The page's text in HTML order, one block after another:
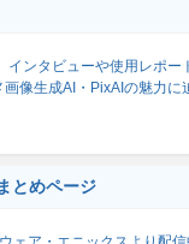
インタビューや使用レポー
画像生成AI・PixAIの魅力に
とめページ